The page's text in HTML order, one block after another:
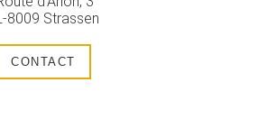
8009 Strassen
CONTACT